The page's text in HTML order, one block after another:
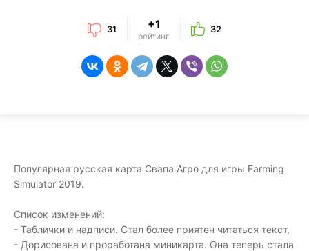
31 +1
рейтинг
32
Популярная русская карта Свапа Агро для игры Farming
Simulator 2019.
Список изменений:
- Таблички и надписи. Стал более приятен читаться текст,
- Дорисована и проработана миникарта. Она теперь стала